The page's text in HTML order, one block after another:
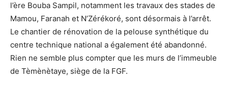
l’ère Bouba Sampil, notamment les travaux des stades de
Mamou, Faranah et N’Zérékoré, sont désormais à l’arrêt.
Le chantier de rénovation de la pelouse synthétique du
centre technique national a également été abandonné.
Rien ne semble plus compter que les murs de l’immeuble
de Tèmènètaye, siège de la FGF.